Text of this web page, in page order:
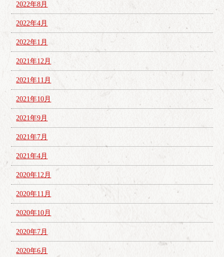
2022年8月
2022年4月
2022年1月
2021年12月
2021年11月
2021年10月
2021年9月
2021年7月
2021年4月
2020年12月
2020年11月
2020年10月
2020年7月
2020年6月